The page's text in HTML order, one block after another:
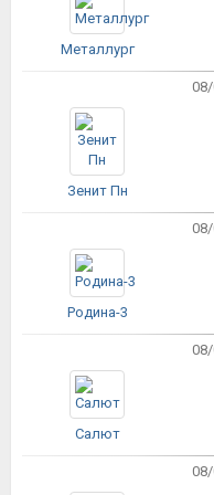
Металлург
Зенит Пн
Родина-3
Салют